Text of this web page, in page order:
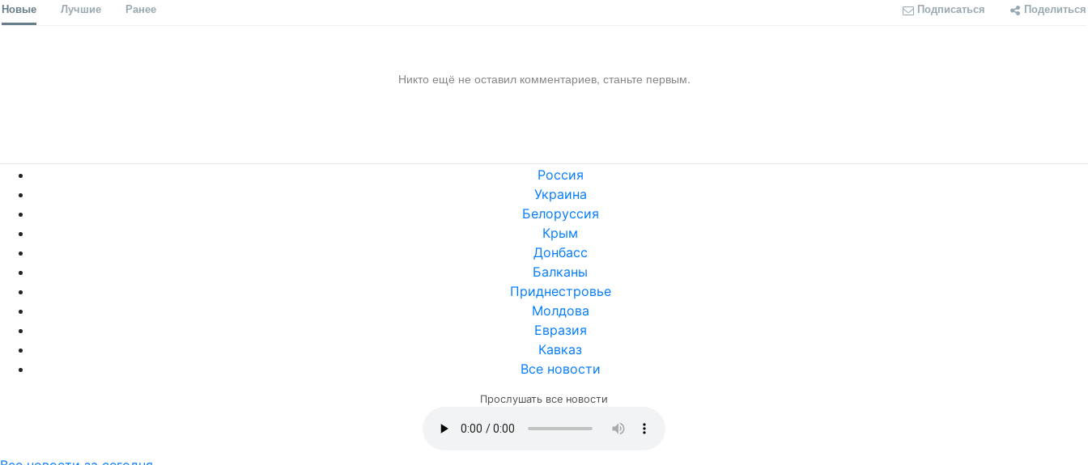
Новые Лучшие Ранее Подписаться Поделиться
Никто ещё не оставил комментариев, станьте первым.
Россия
Украина
Белоруссия
Крым
Донбасс
Балканы
Приднестровье
Молдова
Евразия
Кавказ
Все новости
Прослушать все новости